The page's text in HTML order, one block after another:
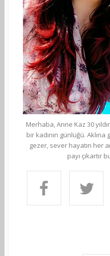
Merhaba, Anne Kaz 30
bir kadının günlüğü.
gezer, sever hayatın her
payı çıkartır